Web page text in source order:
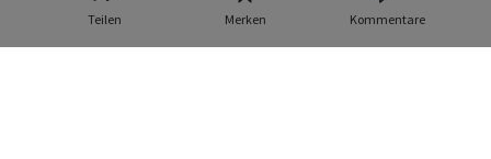
Teilen Merken Kommentare
Ringier AG | Ringier Medien Schweiz